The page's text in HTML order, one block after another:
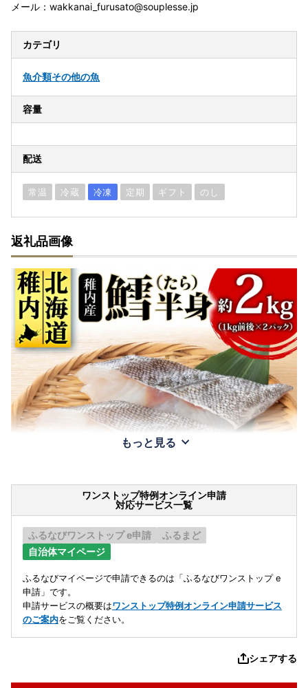
メール：wakkanai_furusato@souplesse.jp
カテゴリ
魚介類その他の魚
容量
配送
常温 冷蔵 冷凍 定期 ギフト のし
返礼品画像
もっと見る
ワンストップ特例オンライン申請
対応サービス一覧
ふるなびワンストップ e申請
ふるまど
自治体マイページ
ふるなびマイページで申請できるのは「ふるなびワンストップ e
申請」です。
申請サービスの概要はワンストップ特例オンライン申請サービス
のご案内をご覧ください。
シェアする